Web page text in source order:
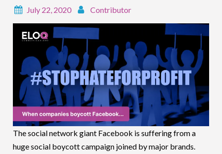
July 22, 2020 Contributor
The social network giant Facebook is suffering from a
huge social boycott campaign joined by major brands.